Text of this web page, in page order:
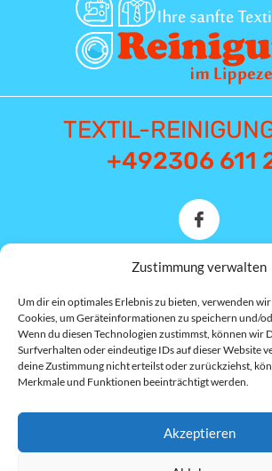
Zustimmung verwalten
Um dir ein optimales Erlebnis zu bieten, verwenden
Cookies, um Geräteinformationen zu speichern und/
Wenn du diesen Technologien zustimmst, können wir
Surfverhalten oder eindeutige IDs auf dieser Website
deine Zustimmung nicht erteilst oder zurückziehst,
Merkmale und Funktionen beeinträchtigt werden.
Akzeptieren
TEXTIL-
+492306 611
Lünen
wolterolesja@gmail.com
Mo.- Fr. 09.00-13.00 &
Mi. 09.00-13.00 Sa. 09.00-